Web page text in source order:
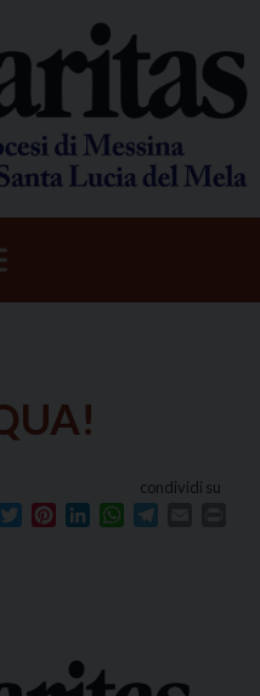
condividi su
Facebook
TwitterPinterestLinkedInWhatsApp